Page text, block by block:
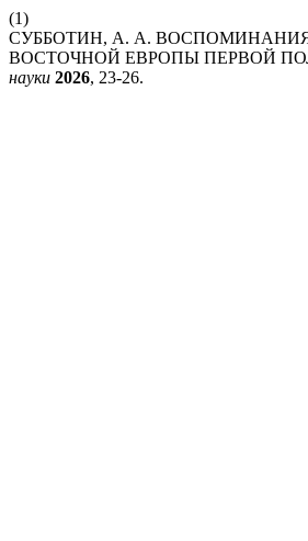
(1)
СУББОТИН, А. А.
ВОСТОЧНОЙ ЕВРОПЫ ПЕРВОЙ
науки 2026, 23-26.